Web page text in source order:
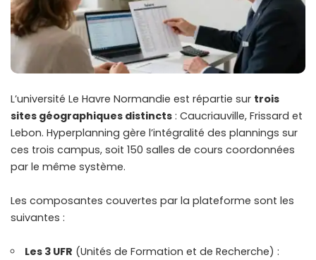
L’université Le Havre Normandie est répartie sur trois
sites géographiques distincts : Caucriauville, Frissard et
Lebon. Hyperplanning gère l’intégralité des plannings sur
ces trois campus, soit 150 salles de cours coordonnées
par le même système.
Les composantes couvertes par la plateforme sont les
suivantes :
Les 3 UFR (Unités de Formation et de Recherche) :